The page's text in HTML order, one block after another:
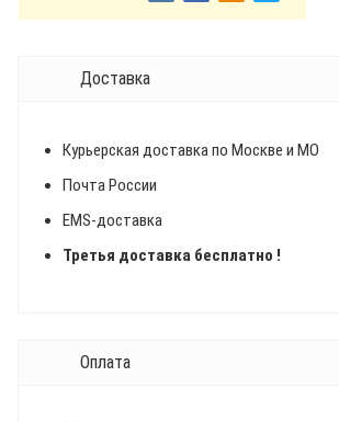
Доставка
Курьерская доставка по Москве и МО
Почта России
EMS-доставка
Третья доставка бесплатно !
Оплата